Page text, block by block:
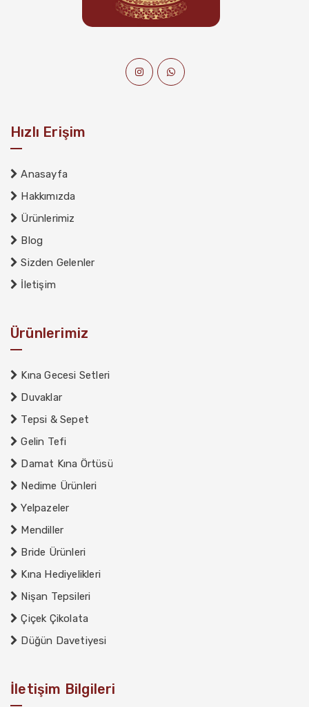
Hızlı Erişim
Anasayfa
Hakkımızda
Ürünlerimiz
Blog
Sizden Gelenler
İletişim
Ürünlerimiz
Kına Gecesi Setleri
Duvaklar
Tepsi & Sepet
Gelin Tefi
Damat Kına Örtüsü
Nedime Ürünleri
Yelpazeler
Mendiller
Bride Ürünleri
Kına Hediyelikleri
Nişan Tepsileri
Çiçek Çikolata
Düğün Davetiyesi
İletişim Bilgileri